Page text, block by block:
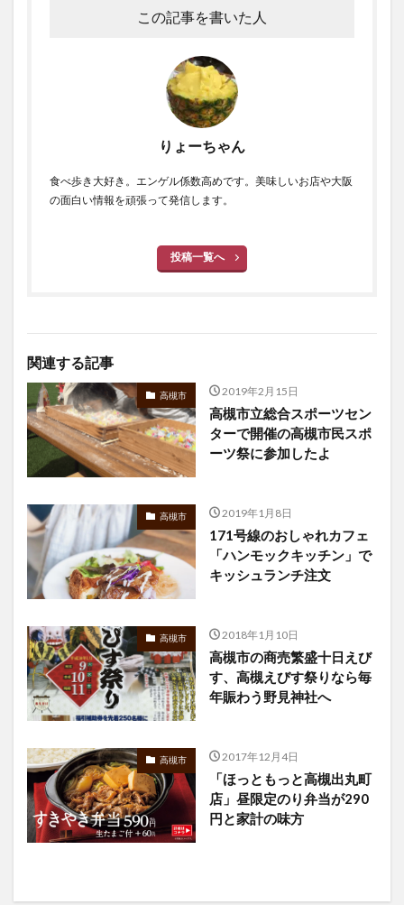
この記事を書いた人
りょーちゃん
食べ歩き大好き。エンゲル係数高めです。美味しいお店や大阪
の面白い情報を頑張って発信します。
投稿一覧へ
関連する記事
高槻市 2019年2月15日
高槻市立総合スポーツセン
ターで開催の高槻市民スポ
ーツ祭に参加したよ
高槻市 2019年1月8日
171号線のおしゃれカフェ
「ハンモックキッチン」で
キッシュランチ注文
高槻市 2018年1月10日
高槻市の商売繁盛十日えび
す、高槻えびす祭りなら毎
年賑わう野見神社へ
高槻市 2017年12月4日
「ほっともっと高槻出丸町
店」昼限定のり弁当が290
円と家計の味方